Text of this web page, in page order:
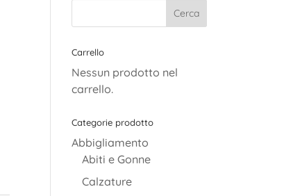
Carrello
Nessun prodotto nel
carrello.
Categorie prodotto
Abbigliamento
Abiti e Gonne
Calzature